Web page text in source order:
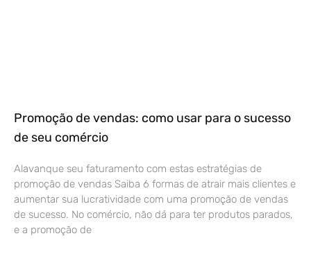
Promoção de vendas: como usar para o sucesso
de seu comércio
Alavanque seu faturamento com estas estratégias de
promoção de vendas Saiba 6 formas de atrair mais clientes e
aumentar sua lucratividade com uma promoção de vendas
de sucesso. No comércio, não dá para ter produtos parados,
e a promoção de